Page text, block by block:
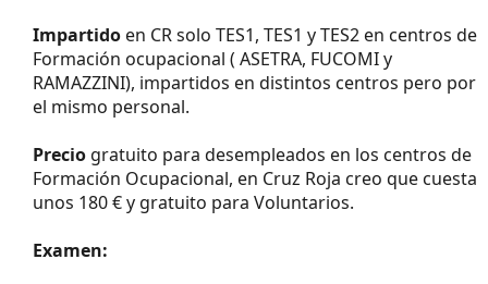
Impartido en CR solo TES1, TES1 y TES2 en centros de
Formación ocupacional ( ASETRA, FUCOMI y
RAMAZZINI), impartidos en distintos centros pero por
el mismo personal.
Precio gratuito para desempleados en los centros de
Formación Ocupacional, en Cruz Roja creo que cuesta
unos 180 € y gratuito para Voluntarios.
Examen: